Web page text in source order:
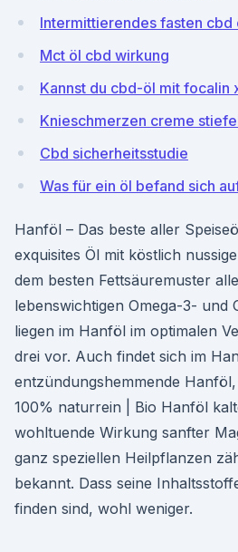
Intermittierendes fasten cbd
Mct öl cbd wirkung
Kannst du cbd-öl mit focalin
Knieschmerzen creme
Cbd sicherheitsstudie
Was für ein öl befand sich
Hanföl – Das beste aller
exquisites Öl mit köstlich
dem besten Fettsäuremuster
lebenswichtigen Omega-3- und
liegen im Hanföl im optimalen
drei vor. Auch findet sich im
entzündungshemmende
100% naturrein | Bio Hanföl
wohltuende Wirkung sanfter
ganz speziellen Heilpflanzen
bekannt. Dass seine
finden sind, wohl weniger.